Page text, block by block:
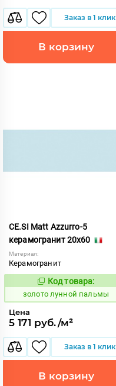
Заказ в 1 клик
В корзину
CE.SI Matt Azzurro-5
керамогранит 20x60
Материал:
Керамогранит
521942
Код товара:
золото лунной пальмы
Цена
5 171 руб./м²
Заказ в 1 клик
В корзину